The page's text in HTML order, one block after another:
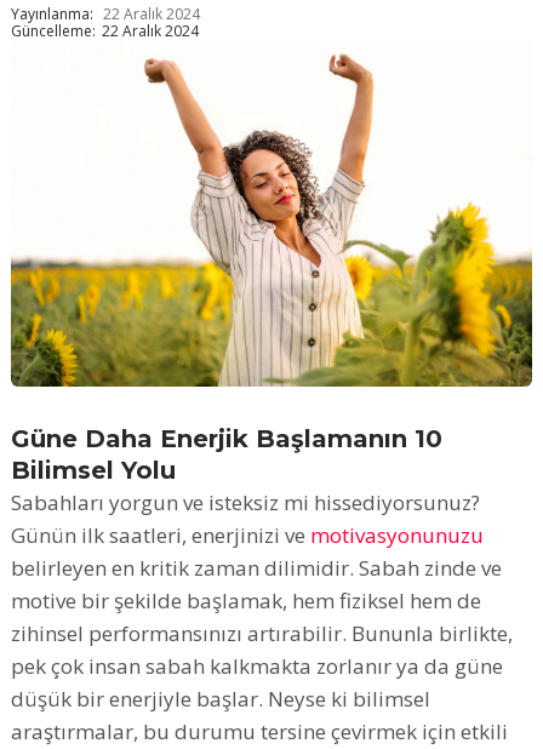
Yayınlanma: 22 Aralık 2024
Güncelleme: 22 Aralık 2024
Güne Daha Enerjik Başlamanın 10
Bilimsel Yolu
Sabahları yorgun ve isteksiz mi hissediyorsunuz?
Günün ilk saatleri, enerjinizi ve motivasyonunuzu
belirleyen en kritik zaman dilimidir. Sabah zinde ve
motive bir şekilde başlamak, hem fiziksel hem de
zihinsel performansınızı artırabilir. Bununla birlikte,
pek çok insan sabah kalkmakta zorlanır ya da güne
düşük bir enerjiyle başlar. Neyse ki bilimsel
araştırmalar, bu durumu tersine çevirmek için etkili